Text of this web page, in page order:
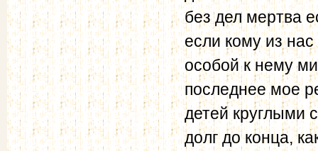
без дел мертва
если кому из
особой к нему
последнее мое
детей круглыми
долг до конца,